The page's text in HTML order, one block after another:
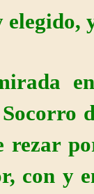
rezar
con y